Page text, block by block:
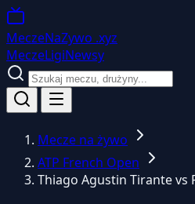
MeczeNaZywo .xyz
MeczeLigiNewsy
Mecze na żywo
ATP French Open
Thiago Agustin Tirante vs